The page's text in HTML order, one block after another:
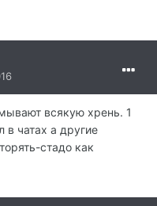
всякую хрень. 1
в чатах а другие
стадо как